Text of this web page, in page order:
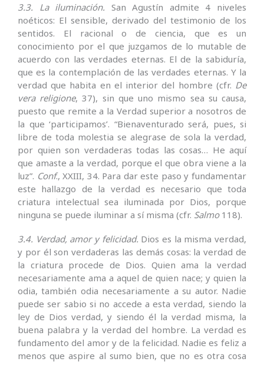
3.3. La iluminación. San Agustín admite 4 niveles
noéticos: El sensible, derivado del testimonio de los
sentidos. El racional o de ciencia, que es un
conocimiento por el que juzgamos de lo mutable de
acuerdo con las verdades eternas. El de la sabiduría,
que es la contemplación de las verdades eternas. Y la
verdad que habita en el interior del hombre (cfr. De
vera religione, 37), sin que uno mismo sea su causa,
puesto que remite a la Verdad superior a nosotros de
la que ‘participamos’. “Bienaventurado será, pues, si
libre de toda molestia se alegrase de sola la verdad,
por quien son verdaderas todas las cosas… He aquí
que amaste a la verdad, porque el que obra viene a la
luz”. Conf., XXIII, 34. Para dar este paso y fundamentar
este hallazgo de la verdad es necesario que toda
criatura intelectual sea iluminada por Dios, porque
ninguna se puede iluminar a sí misma (cfr. Salmo118).
3.4. Verdad, amor y felicidad. Dios es la misma verdad,
y por él son verdaderas las demás cosas: la verdad de
la criatura procede de Dios. Quien ama la verdad
necesariamente ama a aquel de quien nace; y quien la
odia, también odia necesariamente a su autor. Nadie
puede ser sabio si no accede a esta verdad, siendo la
ley de Dios verdad, y siendo él la verdad misma, la
buena palabra y la verdad del hombre. La verdad es
fundamento del amor y de la felicidad. Nadie es feliz a
menos que aspire al sumo bien, que no es otra cosa